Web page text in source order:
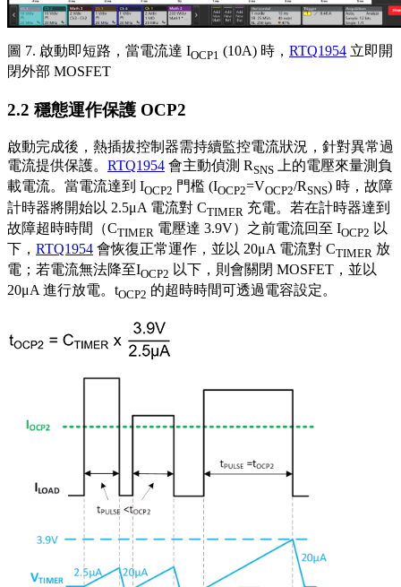
圖 7. 啟動即短路，當電流達 IOCP1 (10A) 時， RTQ1954 立即開
閉外部 MOSFET
2.2 穩態運作保護 OCP2
啟動完成後，熱插拔控制器需持續監控電流狀況，針對異常過
電流提供保護。 RTQ1954 會主動偵測 RSNS 上的電壓來量測負
載電流。當電流達到 IOCP2 門檻 (IOCP2=VOCP2/RSNS) 時，故障
計時器將開始以 2.5μA 電流對 CTIMER 充電。若在計時器達到
故障超時時間（CTIMER 電壓達 3.9V）之前電流回至 IOCP2 以
下， RTQ1954 會恢復正常運作，並以 20μA 電流對 CTIMER 放
電；若電流無法降至IOCP2 以下，則會關閉 MOSFET，並以
20μA 進行放電。tOCP2 的超時時間可透過電容設定。